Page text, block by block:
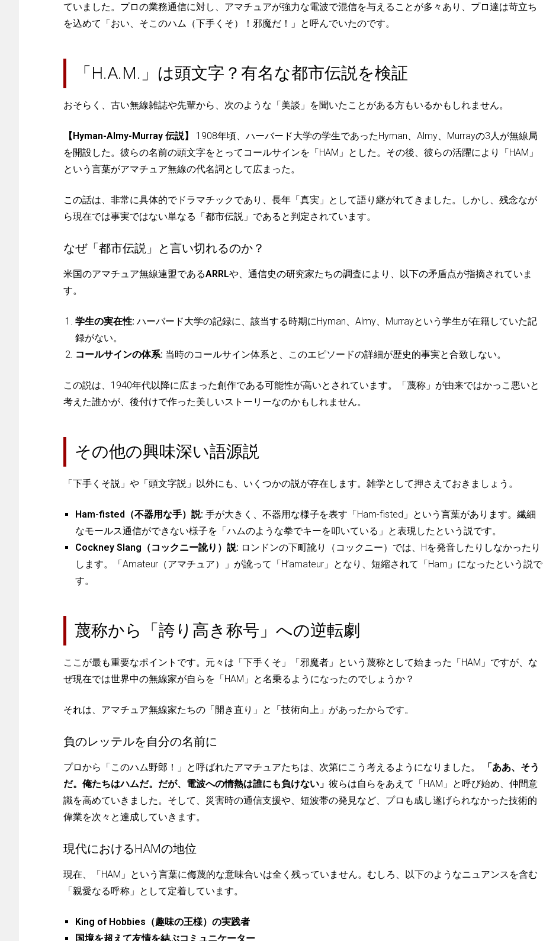
ていました。プロの業務通信に対し、アマチュアが強力な電波で混信を与えることが多々あり、プロ達は苛立ち
を込めて「おい、そこのハム（下手くそ）！邪魔だ！」と呼んでいたのです。
「H.A.M.」は頭文字？有名な都市伝説を検証
おそらく、古い無線雑誌や先輩から、次のような「美談」を聞いたことがある方もいるかもしれません。
【Hyman-Almy-Murray 伝説】
1908年頃、ハーバード大学の学生であったHyman、Almy、Murrayの3人が無線局
を開設した。彼らの名前の頭文字をとってコールサインを「HAM」とした。その後、彼らの活躍により「HAM」
という言葉がアマチュア無線の代名詞として広まった。
この話は、非常に具体的でドラマチックであり、長年「真実」として語り継がれてきました。しかし、残念なが
ら現在では事実ではない単なる「都市伝説」であると判定されています。
なぜ「都市伝説」と言い切れるのか？
米国のアマチュア無線連盟であるARRLや、通信史の研究家たちの調査により、以下の矛盾点が指摘されていま
す。
学生の実在性: ハーバード大学の記録に、該当する時期にHyman、Almy、Murrayという学生が在籍していた記
録がない。
コールサインの体系: 当時のコールサイン体系と、このエピソードの詳細が歴史的事実と合致しない。
この説は、1940年代以降に広まった創作である可能性が高いとされています。「蔑称」が由来ではかっこ悪いと
考えた誰かが、後付けで作った美しいストーリーなのかもしれません。
その他の興味深い語源説
「下手くそ説」や「頭文字説」以外にも、いくつかの説が存在します。雑学として押さえておきましょう。
Ham-fisted（不器用な手）説: 手が大きく、不器用な様子を表す「Ham-fisted」という言葉があります。繊細
なモールス通信ができない様子を「ハムのような拳でキーを叩いている」と表現したという説です。
Cockney Slang（コックニー訛り）説: ロンドンの下町訛り（コックニー）では、Hを発音したりしなかったり
します。「Amateur（アマチュア）」が訛って「H’amateur」となり、短縮されて「Ham」になったという説で
す。
蔑称から「誇り高き称号」への逆転劇
ここが最も重要なポイントです。元々は「下手くそ」「邪魔者」という蔑称として始まった「HAM」ですが、な
ぜ現在では世界中の無線家が自らを「HAM」と名乗るようになったのでしょうか？
それは、アマチュア無線家たちの「開き直り」と「技術向上」があったからです。
負のレッテルを自分の名前に
プロから「このハム野郎！」と呼ばれたアマチュアたちは、次第にこう考えるようになりました。
「ああ、そう
だ。俺たちはハムだ。だが、電波への情熱は誰にも負けない」 彼らは自らをあえて「HAM」と呼び始め、仲間意
識を高めていきました。そして、災害時の通信支援や、短波帯の発見など、プロも成し遂げられなかった技術的
偉業を次々と達成していきます。
現代におけるHAMの地位
現在、「HAM」という言葉に侮蔑的な意味合いは全く残っていません。むしろ、以下のようなニュアンスを含む
「親愛なる呼称」として定着しています。
King of Hobbies（趣味の王様）の実践者
国境を超えて友情を結ぶコミュニケーター